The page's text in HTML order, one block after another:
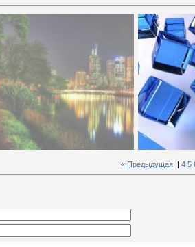
« Предыдущая| 4 5